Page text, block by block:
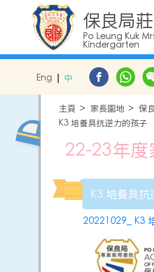
保良局
Po Leung Kuk
Kindergarten
Eng 中
主頁 家長園地 保
K3 培養具抗逆力的孩子
22-23年
K3 培養具
20221029_ K3